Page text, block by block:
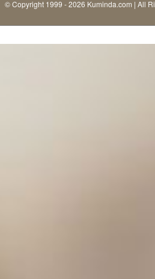
© Copyright 1999 - 2026 Kuminda.com | All